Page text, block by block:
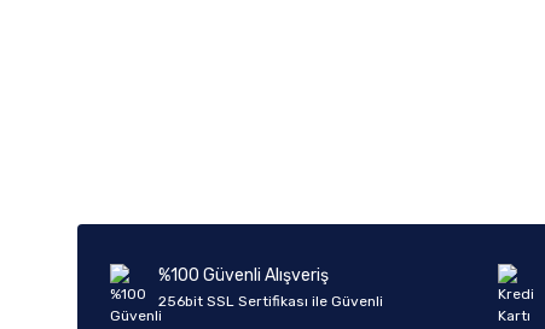
Ürün fiyatı diğer sitelerden daha pahalı.
Bu ürüne benzer farklı alternatifler olmalı.
%100 Güvenli Alışveriş
256bit SSL Sertifikası ile Güvenli